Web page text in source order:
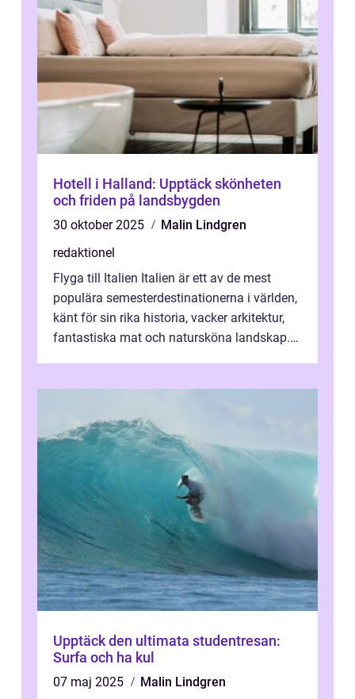
Hotell i Halland: Upptäck skönheten
och friden på landsbygden
30 oktober 2025
Malin Lindgren
redaktionel
Flyga till Italien Italien är ett av de mest
populära semesterdestinationerna i världen,
känt för sin rika historia, vacker arkitektur,
fantastiska mat och natursköna landskap.
Upptäck den ultimata studentresan:
Surfa och ha kul
07 maj 2025 Malin Lindgren